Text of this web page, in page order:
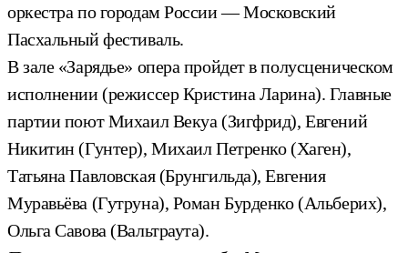
оркестра по городам России — Московский
Пасхальный фестиваль.
В зале «Зарядье» опера пройдет в полусценическом
исполнении (режиссер Кристина Ларина). Главные
партии поют Михаил Векуа (Зигфрид), Евгений
Никитин (Гунтер), Михаил Петренко (Хаген),
Татьяна Павловская (Брунгильда), Евгения
Муравьёва (Гутруна), Роман Бурденко (Альберих),
Ольга Савова (Вальтраута).